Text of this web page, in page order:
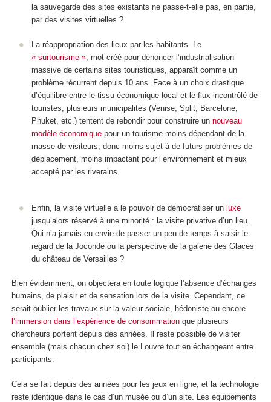
la sauvegarde des sites existants ne passe-t-elle pas, en partie,
par des visites virtuelles ?
La réappropriation des lieux par les habitants. Le
« surtourisme », mot créé pour dénoncer l’industrialisation
massive de certains sites touristiques, apparaît comme un
problème récurrent depuis 10 ans. Face à un choix drastique
d’équilibre entre le tissu économique local et le flux incontrôlé de
touristes, plusieurs municipalités (Venise, Split, Barcelone,
Phuket, etc.) tentent de rebondir pour construire un nouveau
modèle économiquepour un tourisme moins dépendant de la
masse de visiteurs, donc moins sujet à de futurs problèmes de
déplacement, moins impactant pour l’environnement et mieux
accepté par les riverains.
Enfin, la visite virtuelle a le pouvoir de démocratiser un luxe
jusqu’alors réservé à une minorité : la visite privative d’un lieu.
Qui n’a jamais eu envie de passer un peu de temps à saisir le
regard de la Joconde ou la perspective de la galerie des Glaces
du château de Versailles ?
Bien évidemment, on objectera en toute logique l’absence d’échanges
humains, de plaisir et de sensation lors de la visite. Cependant, ce
serait oublier les travaux sur la valeur sociale, hédoniste ou encore
l’immersion dans l’expérience de consommation que plusieurs
chercheurs portent depuis des années. Il reste possible de visiter
ensemble (mais chacun chez soi) le Louvre tout en échangeant entre
participants.
Cela se fait depuis des années pour les jeux en ligne, et la technologie
reste identique dans le cas d’un musée ou d’un site. Les équipements